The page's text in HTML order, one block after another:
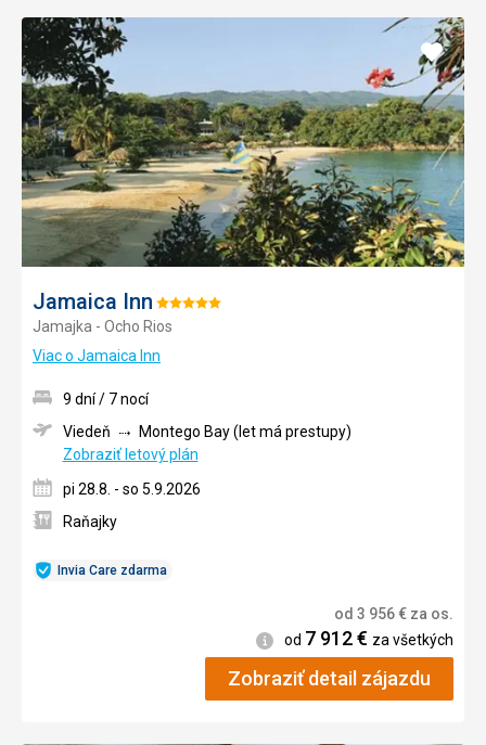
Jamaica Inn Hodnotenie:
5/5
Jamajka - Ocho Rios
Viac o Jamaica Inn
Pridať
do
Invia Care zdarma
9 dní / 7 nocí
Viedeň
Montego Bay (let má prestupy)
Zobraziť letový plán
pi 28.8. - so 5.9.2026
Raňajky
od 3 956€ za os.
Informácie
od 7 912€ za všetkých
Zobraziť detail zájazdu